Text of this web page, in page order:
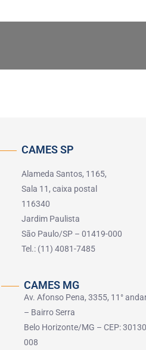
CAMES SP
Alameda Santos, 1165,
Sala 11, caixa postal
116340
Jardim Paulista
São Paulo/SP – 01419-000
Tel.: (11) 4081-7485
CAMES MG
Av. Afonso Pena, 3355, 11°
– Bairro Serra
Belo Horizonte/MG – CEP:
008